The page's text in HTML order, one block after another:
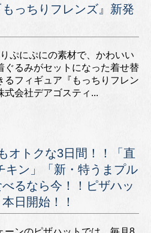
っちりフレンズ』新発
ぷにぷにの素材で、かわいい
ぐるみがセットになった着せ替
るフィギュア『もっちりフレン
式会社デアゴスティ...
オトクな3日間！！「直
キン」「新・特うまプル
るなら今！！ピザハッ
日開始！！